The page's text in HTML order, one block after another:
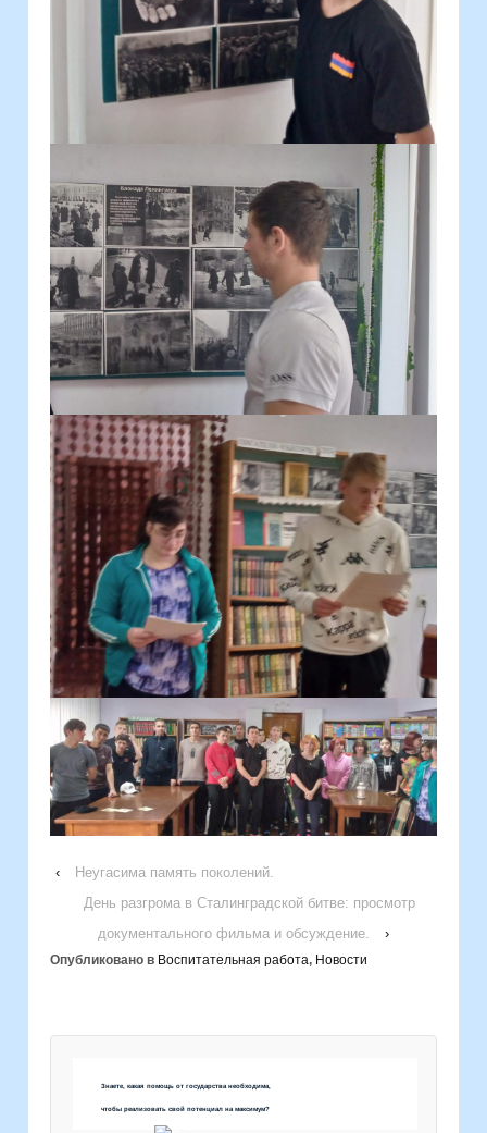
‹
Неугасима память поколений.
День разгрома в Сталинградской битве: просмотр
документального фильма и обсуждение.
›
Опубликовано в Воспитательная работа, Новости
Знаете, какая помощь от государства необходима,
чтобы реализовать свой потенциал на максимум?